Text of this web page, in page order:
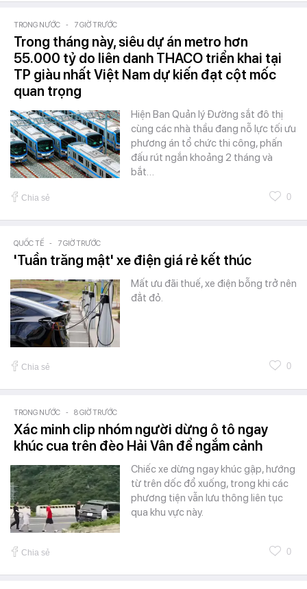
TRONG NƯỚC - 7 GIỜ TRƯỚC
Trong tháng này, siêu dự án metro hơn
55.000 tỷ do liên danh THACO triển khai tại
TP giàu nhất Việt Nam dự kiến đạt cột mốc
quan trọng
Hiện Ban Quản lý Đường sắt đô thị
cùng các nhà thầu đang nỗ lực tối ưu
phương án tổ chức thi công, phấn
đấu rút ngắn khoảng 2 tháng và
bắt…
Chia sẻ 0
QUỐC TẾ - 7 GIỜ TRƯỚC
'Tuần trăng mật' xe điện giá rẻ kết thúc
Mất ưu đãi thuế, xe điện bỗng trở nên
đẳt đỏ.
Chia sẻ 0
TRONG NƯỚC - 8 GIỜ TRƯỚC
Xác minh clip nhóm người dừng ô tô ngay
khúc cua trên đèo Hải Vân để ngắm cảnh
Chiếc xe dừng ngay khúc gập, hướng
từ trên dốc đổ xuống, trong khi các
phương tiện vẫn lưu thông liên tục
qua khu vực này.
Chia sẻ 0